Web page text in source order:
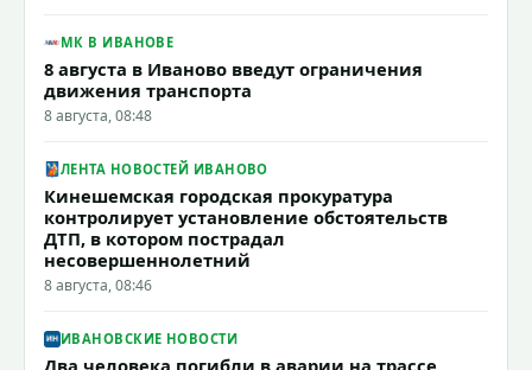
МК В ИВАНОВЕ
8 августа в Иваново введут ограничения
движения транспорта
8 августа, 08:48
ЛЕНТА НОВОСТЕЙ ИВАНОВО
Кинешемская городская прокуратура
контролирует установление обстоятельств
ДТП, в котором пострадал
несовершеннолетний
8 августа, 08:46
ИВАНОВСКИЕ НОВОСТИ
Два человека погибли в аварии на трассе